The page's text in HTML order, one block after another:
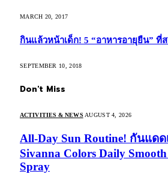
MARCH 20, 2017
กินแล้วหน้าเด็ก! 5 “อาหารอายุยืน”
SEPTEMBER 10, 2018
Don't Miss
ACTIVITIES & NEWS AUGUST 4, 2026
All-Day Sun Routine! กันแด
Sivanna Colors Daily
Spray